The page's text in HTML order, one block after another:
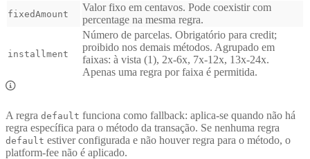
fixedAmount
Valor fixo em centavos. Pode coexistir com
percentage na mesma regra.
installment
Número de parcelas. Obrigatório para credit;
proibido nos demais métodos. Agrupado em
faixas: à vista (1), 2x-6x, 7x-12x, 13x-24x.
Apenas uma regra por faixa é permitida.
A regra default funciona como fallback: aplica-se quando não há
regra específica para o método da transação. Se nenhuma regra
default estiver configurada e não houver regra para o método, o
platform-fee não é aplicado.